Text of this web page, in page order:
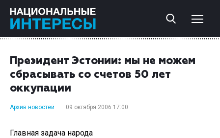
Преэидент Эстонии: мы не можем
сбрасывать со счетов 50 лет
оккупации
Архив новостей 09 октября 2006 17:00
Главная задача народа